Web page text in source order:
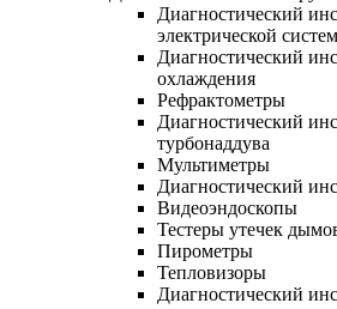
Диагностический
электрической
Диагностический
охлаждения
Рефрактометры
Диагностический
турбонаддува
Мультиметры
Диагностический
Видеоэндоскопы
Тестеры утечек
Пирометры
Тепловизоры
Диагностический